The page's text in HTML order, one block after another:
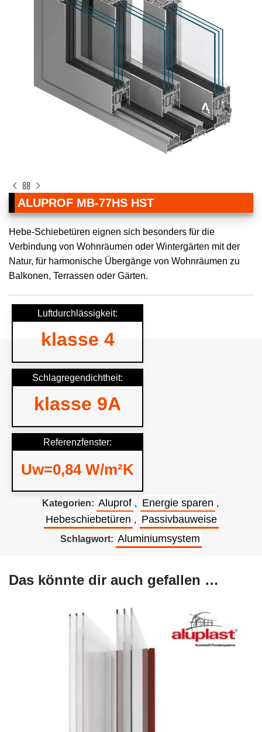
ALUPROF MB-77HS HST
Hebe-Schiebetüren eignen sich besonders für die
Verbindung von Wohnräumen oder Wintergärten mit der
Natur, für harmonische Übergänge von Wohnräumen zu
Balkonen, Terrassen oder Gärten.
Luftdurchlässigkeit:
klasse 4
Schlagregendichtheit:
klasse 9A
Referenzfenster:
Uw=0,84 W/m²K
Kategorien: Aluprof , Energie sparen ,
Hebeschiebetüren , Passivbauweise
Schlagwort: Aluminiumsystem
Das könnte dir auch gefallen …